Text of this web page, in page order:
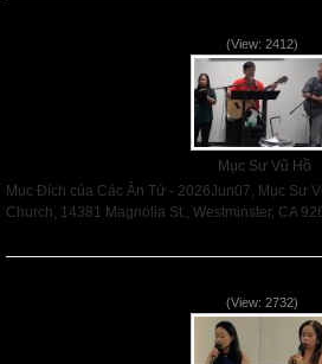
(View: 2412)
Mục Sư Vũ Hồ
Mục Đích của Các Ân Tứ - 2026Jun07, Mục Sư
Church, 14381 Magnolia St., Westminster, CA
(View: 2732)